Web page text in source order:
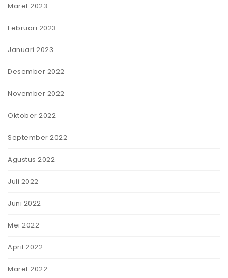
Maret 2023
Februari 2023
Januari 2023
Desember 2022
November 2022
Oktober 2022
September 2022
Agustus 2022
Juli 2022
Juni 2022
Mei 2022
April 2022
Maret 2022